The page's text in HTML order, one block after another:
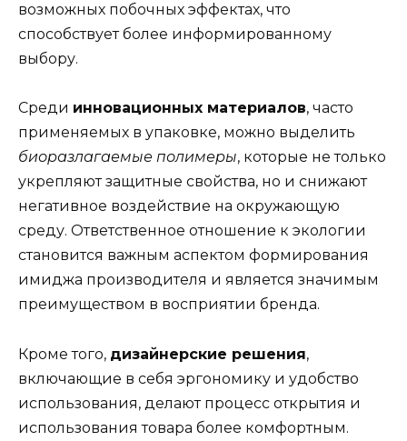
возможных побочных эффектах, что
способствует более информированному
выбору.
Среди инновационных материалов, часто
применяемых в упаковке, можно выделить
биоразлагаемые полимеры, которые не только
укрепляют защитные свойства, но и снижают
негативное воздействие на окружающую
среду. Ответственное отношение к экологии
становится важным аспектом формирования
имиджа производителя и является значимым
преимуществом в восприятии бренда.
Кроме того, дизайнерские решения,
включающие в себя эргономику и удобство
использования, делают процесс открытия и
использования товара более комфортным.